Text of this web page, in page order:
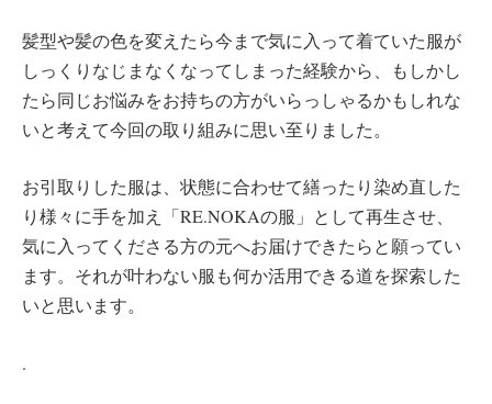
髪型や髪の色を変えたら今まで気に入って着ていた服が
しっくりなじまなくなってしまった経験から、もしかし
たら同じお悩みをお持ちの方がいらっしゃるかもしれな
いと考えて今回の取り組みに思い至りました。
お引取りした服は、状態に合わせて繕ったり染め直した
り様々に手を加え「RE.NOKAの服」として再生させ、
気に入ってくださる方の元へお届けできたらと願ってい
ます。それが叶わない服も何か活用できる道を探索した
いと思います。
.